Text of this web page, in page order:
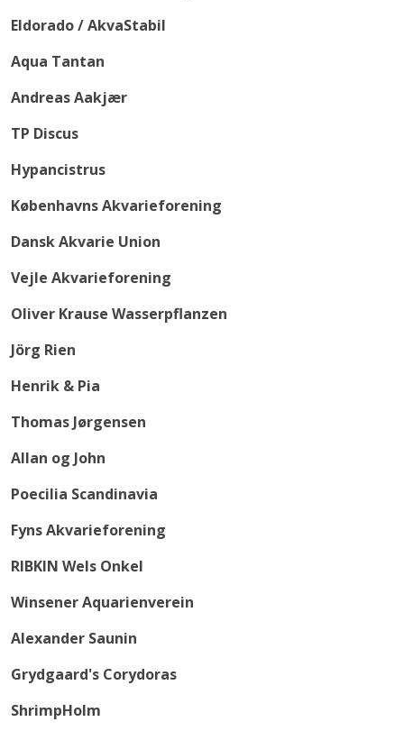
Eldorado / AkvaStabil
Aqua Tantan
Andreas Aakjær
TP Discus
Hypancistrus
Københavns Akvarieforening
Dansk Akvarie Union
Vejle Akvarieforening
Oliver Krause Wasserpflanzen
Jörg Rien
Henrik & Pia
Thomas Jørgensen
Allan og John
Poecilia Scandinavia
Fyns Akvarieforening
RIBKIN Wels Onkel
Winsener Aquarienverein
Alexander Saunin
Grydgaard's Corydoras
ShrimpHolm